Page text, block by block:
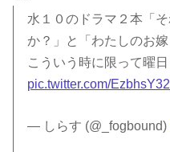
水１０のドラマ２本「
か？」と「わたしのお
こういう時に限って曜
pic.twitter.com/
— しらす (@_fogbound)